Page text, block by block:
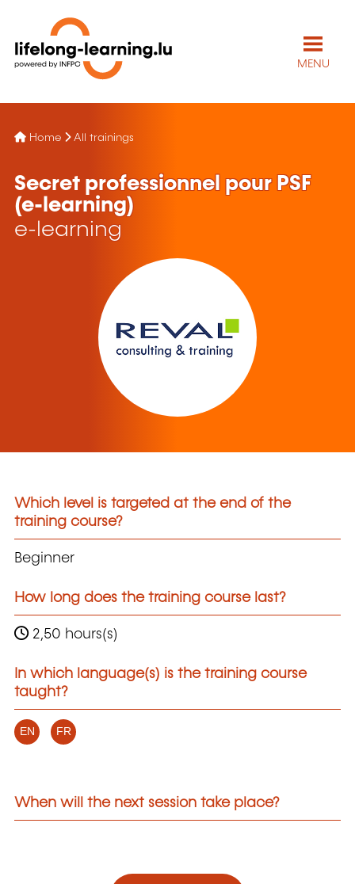
MENU
Home All trainings
Secret professionnel pour PSF
(e-learning)
e-learning
Which level is targeted at the end of the
training course?
Beginner
How long does the training course last?
2,50 hours(s)
In which language(s) is the training course
taught?
EN FR
When will the next session take place?